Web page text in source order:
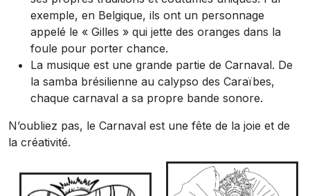
exemple, en Belgique, ils ont un personnage
appelé le « Gilles » qui jette des oranges dans la
foule pour porter chance.
La musique est une grande partie de Carnaval. De
la samba brésilienne au calypso des Caraïbes,
chaque carnaval a sa propre bande sonore.
N’oubliez pas, le Carnaval est une fête de la joie et de
la créativité.